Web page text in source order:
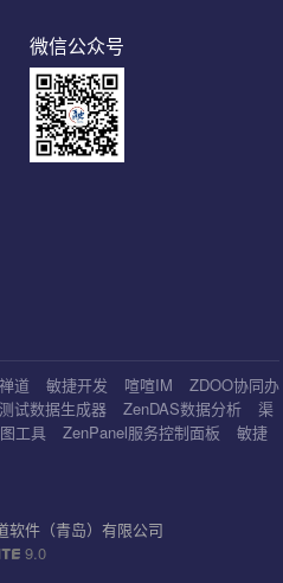
微信公众号
道 敏捷开发 喧喧IM
ZDOO协同办
试数据生成器 ZenDAS数据分析
渠
工具 ZenPanel服务控制面板
敏捷
软件（青岛）有限公司
9.0